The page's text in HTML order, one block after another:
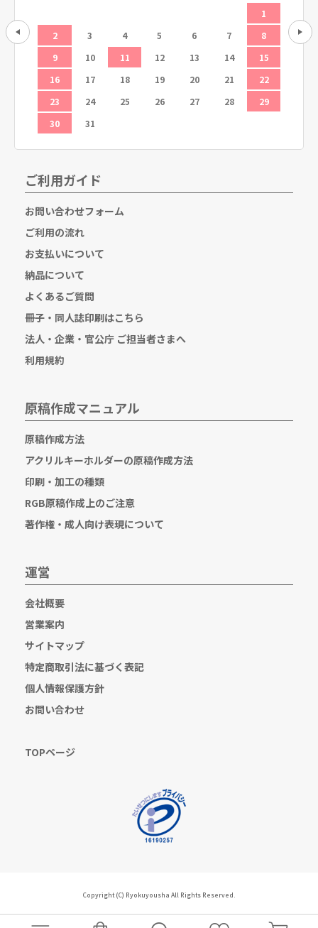
12
1
2
3 4 5 6 7
8
9
10 11 12 13 14
15
16
17 18 19 20 21
22
23
24 25 26 27 28
29
30
31
6
ご利用ガイド
お問い合わせフォーム
ご利用の流れ
お支払いについて
納品について
よくあるご質問
冊子・同人誌印刷はこちら
法人・企業・官公庁 ご担当者さまへ
利用規約
原稿作成マニュアル
原稿作成方法
アクリルキーホルダーの原稿作成方法
印刷・加工の種類
RGB原稿作成上のご注意
著作権・成人向け表現について
運営
会社概要
営業案内
サイトマップ
特定商取引法に基づく表記
個人情報保護方針
お問い合わせ
TOPページ
Copyright (C) Ryokuyousha All Rights Reserved.